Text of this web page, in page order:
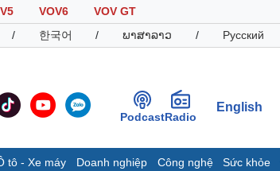
VOV6
VOV GT
/ 한국어 / ພາສາລາວ / Русский
PodcastRadio
English
tô - Xe máy Doanh nghiệp Công nghệ Sức khỏe